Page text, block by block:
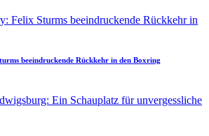
beeindruckende Rückkehr in den Boxring